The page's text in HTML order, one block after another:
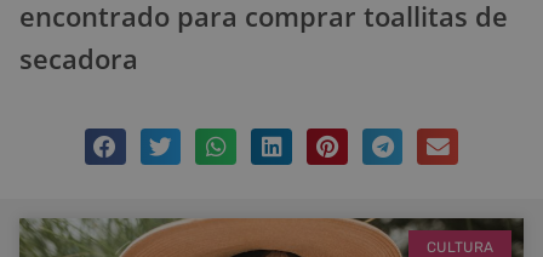
encontrado para comprar toallitas de
secadora
CULTURA